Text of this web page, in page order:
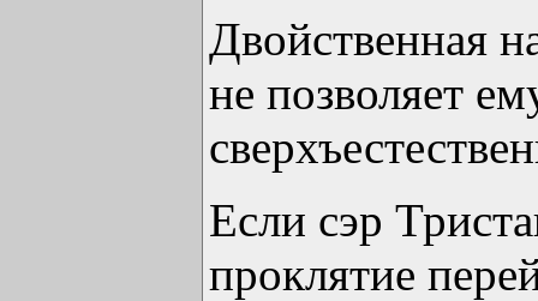
Двойственная
не позволяет
Если сэр
проклятие